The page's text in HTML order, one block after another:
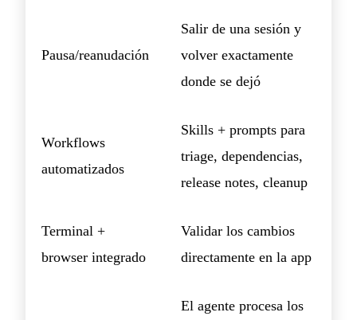
Pausa/reanudación
Salir de una sesión y
volver exactamente
donde se dejó
Workflows
automatizados
Skills + prompts para
triage, dependencias,
release notes, cleanup
Terminal +
browser integrado
Validar los cambios
directamente en la app
El agente procesa los